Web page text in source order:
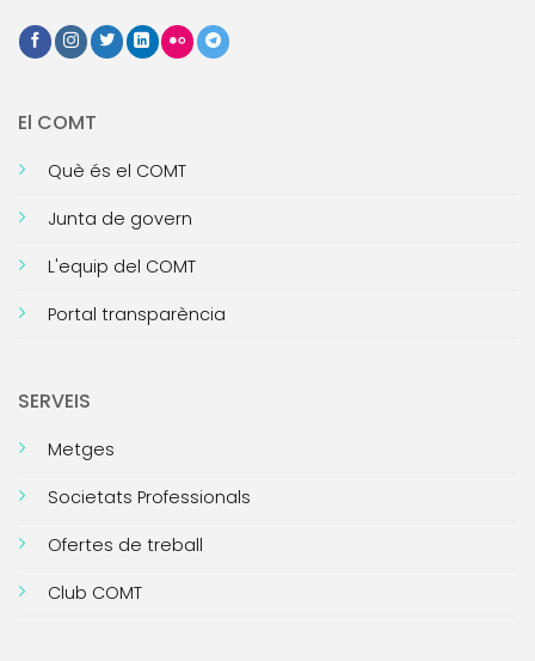
El COMT
Què és el COMT
Junta de govern
L'equip del COMT
Portal transparència
SERVEIS
Metges
Societats Professionals
Ofertes de treball
Club COMT